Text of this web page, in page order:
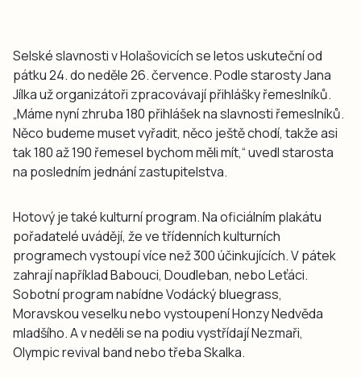
Selské slavnosti v Holašovicích se letos uskuteční od
pátku 24. do neděle 26. července. Podle starosty Jana
Jílka už organizátoři zpracovávají přihlášky řemeslníků.
„Máme nyní zhruba 180 přihlášek na slavnosti řemeslníků.
Něco budeme muset vyřadit, něco ještě chodí, takže asi
tak 180 až 190 řemesel bychom měli mít,“ uvedl starosta
na posledním jednání zastupitelstva.
Hotový je také kulturní program. Na oficiálním plakátu
pořadatelé uvádějí, že ve třídenních kulturních
programech vystoupí více než 300 účinkujících. V pátek
zahrají například Babouci, Doudleban, nebo Leťáci.
Sobotní program nabídne Vodácký bluegrass,
Moravskou veselku nebo vystoupení Honzy Nedvěda
mladšího. A v neděli se na podiu vystřídají Nezmaři,
Olympic revival band nebo třeba Skalka.